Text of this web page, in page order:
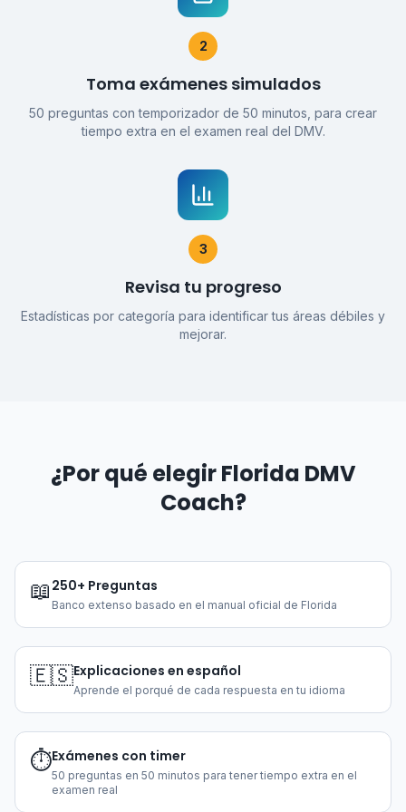
2
Toma exámenes simulados
50 preguntas con temporizador de 50 minutos, para crear
tiempo extra en el examen real del DMV.
3
Revisa tu progreso
Estadísticas por categoría para identificar tus áreas débiles y
mejorar.
¿Por qué elegir Florida DMV
Coach?
📖 250+ Preguntas
Banco extenso basado en el manual oficial de Florida
🇪🇸Explicaciones en español
Aprende el porqué de cada respuesta en tu idioma
⏱️Exámenes con timer
50 preguntas en 50 minutos para tener tiempo extra en el
examen real